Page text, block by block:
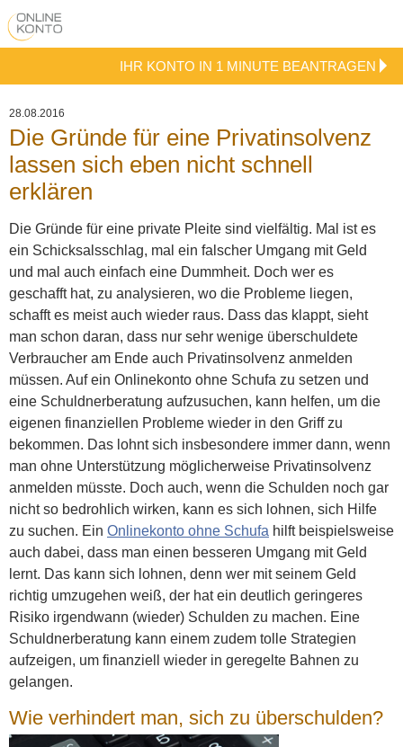
IHR KONTO IN 1 MINUTE BEANTRAGEN
28.08.2016
Die Gründe für eine Privatinsolvenz
lassen sich eben nicht schnell
erklären
Die Gründe für eine private Pleite sind vielfältig. Mal ist es
ein Schicksalsschlag, mal ein falscher Umgang mit Geld
und mal auch einfach eine Dummheit. Doch wer es
geschafft hat, zu analysieren, wo die Probleme liegen,
schafft es meist auch wieder raus. Dass das klappt, sieht
man schon daran, dass nur sehr wenige überschuldete
Verbraucher am Ende auch Privatinsolvenz anmelden
müssen. Auf ein Onlinekonto ohne Schufa zu setzen und
eine Schuldnerberatung aufzusuchen, kann helfen, um die
eigenen finanziellen Probleme wieder in den Griff zu
bekommen. Das lohnt sich insbesondere immer dann, wenn
man ohne Unterstützung möglicherweise Privatinsolvenz
anmelden müsste. Doch auch, wenn die Schulden noch gar
nicht so bedrohlich wirken, kann es sich lohnen, sich Hilfe
zu suchen. Ein Onlinekonto ohne Schufa hilft beispielsweise
auch dabei, dass man einen besseren Umgang mit Geld
lernt. Das kann sich lohnen, denn wer mit seinem Geld
richtig umzugehen weiß, der hat ein deutlich geringeres
Risiko irgendwann (wieder) Schulden zu machen. Eine
Schuldnerberatung kann einem zudem tolle Strategien
aufzeigen, um finanziell wieder in geregelte Bahnen zu
gelangen.
Wie verhindert man, sich zu überschulden?